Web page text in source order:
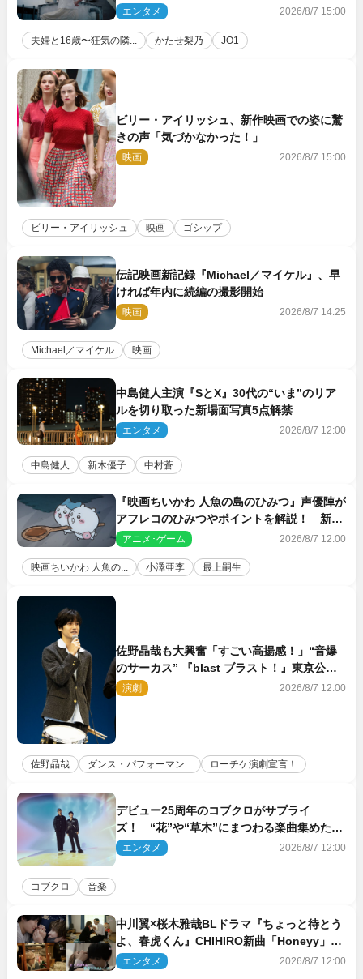
ぎ…」「怖えぇ」（ネタバレあり）
エンタメ 2026/8/7 15:00
夫婦と16歳〜狂気の隣... かたせ梨乃 JO1
ビリー・アイリッシュ、新作映画での姿に驚
きの声「気づかなかった！」
映画 2026/8/7 15:00
ビリー・アイリッシュ 映画 ゴシップ
伝記映画新記録『Michael／マイケル』、早
ければ年内に続編の撮影開始
映画 2026/8/7 14:25
Michael／マイケル 映画
中島健人主演『SとX』30代の“いま”のリア
ルを切り取った新場面写真5点解禁
エンタメ 2026/8/7 12:00
中島健人 新木優子 中村蒼
『映画ちいかわ 人魚の島のひみつ』声優陣が
アフレコのひみつやポイントを解説！ 新カ
ットも到着
アニメ･ゲーム 2026/8/7 12:00
映画ちいかわ 人魚の... 小澤亜李 最上嗣生
佐野晶哉も大興奮「すごい高揚感！」“音爆
のサーカス” 『blast ブラスト！』東京公演
が開幕！
演劇 2026/8/7 12:00
佐野晶哉 ダンス・パフォーマン... ローチケ演劇宣言！
デビュー25周年のコブクロがサプライ
ズ！ “花”や“草木”にまつわる楽曲集めた新
コンセプトアルバムを“花の日”に配信リリー
ス
エンタメ 2026/8/7 12:00
コブクロ 音楽
中川翼×桜木雅哉BLドラマ『ちょっと待とう
よ、春虎くん』CHIHIRO新曲「Honeyy」が
ED主題歌に決定！
エンタメ 2026/8/7 12:00